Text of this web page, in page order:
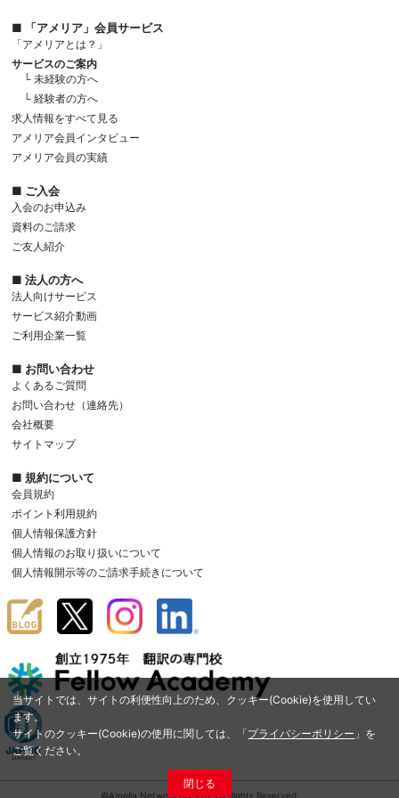
当サイトでは、サイトの利便性向上のため、クッキー(Cookie)を使用してい
ます。
サイトのクッキー(Cookie)の使用に関しては、「プライバシーポリシー 」を
ご覧ください。
閉じる
■ 「アメリア」会員サービス
「アメリアとは？」
サービスのご案内
└ 未経験の方へ
└ 経験者の方へ
求人情報をすべて見る
アメリア会員インタビュー
アメリア会員の実績
■ ご入会
入会のお申込み
資料のご請求
ご友人紹介
■ 法人の方へ
法人向けサービス
サービス紹介動画
ご利用企業一覧
■ お問い合わせ
よくあるご質問
お問い合わせ（連絡先）
会社概要
サイトマップ
■ 規約について
会員規約
ポイント利用規約
個人情報保護方針
個人情報のお取り扱いについて
個人情報開示等のご請求手続きについて
©Amelia Network Co.,Ltd. All Rights Reserved.